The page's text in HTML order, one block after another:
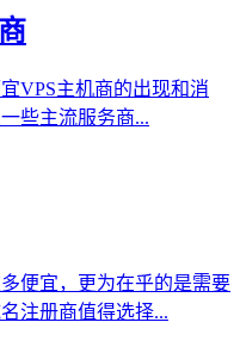
VPS主机商的出现和消
些主流服务商...
便宜，更为在乎的是需要
注册商值得选择...